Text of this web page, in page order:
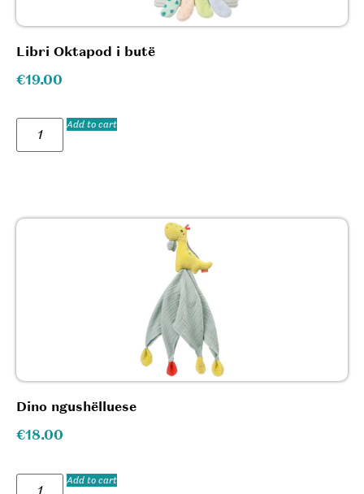
Libri Oktapod i butë
€19.00
Add to cart
Dino ngushëlluese
€18.00
Add to cart